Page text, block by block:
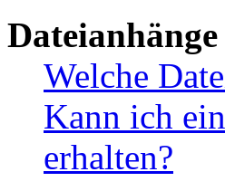
Dateianhänge
Welche
Kann ich
erhalten?